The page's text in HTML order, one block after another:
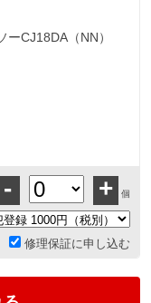
CJ18DA（NN）
- + 個
修理保証に申し込む